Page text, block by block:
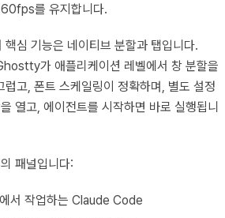
를 유지합니다.
심 기능은 네이티브 분할과 탭입니다.
가 애플리케이션 레벨에서 창 분할을
고, 폰트 스케일링이 정확하며, 별도 설정
열고, 에이전트를 시작하면 바로 실행됩니
패널입니다:
서 작업하는 Claude Code